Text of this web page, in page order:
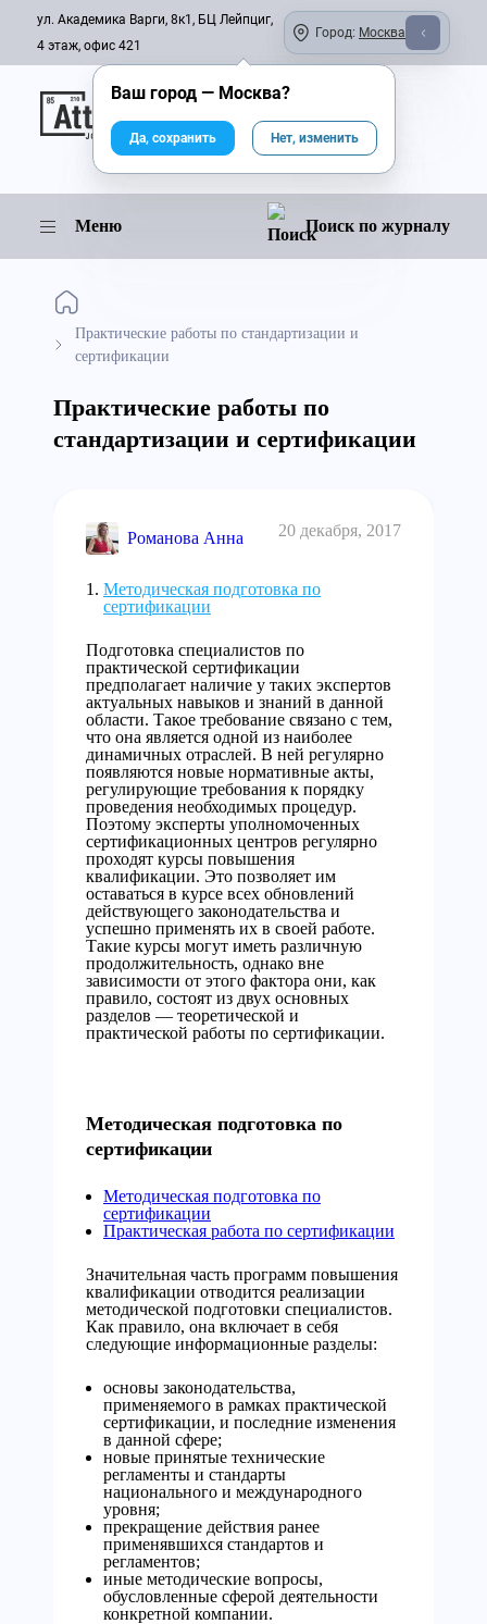
ул. Академика Варги, 8к1, БЦ Лейпциг,
4 этаж, офис 421
Город: Москва
Онлайн-журнал
Меню Поиск по журналу
Практические работы по стандартизации и
сертификации
Практические работы по
стандартизации и сертификации
Романова Анна 20 декабря, 2017
Методическая подготовка по
сертификации
Подготовка специалистов по
практической сертификации
предполагает наличие у таких экспертов
актуальных навыков и знаний в данной
области. Такое требование связано с тем,
что она является одной из наиболее
динамичных отраслей. В ней регулярно
появляются новые нормативные акты,
регулирующие требования к порядку
проведения необходимых процедур.
Поэтому эксперты уполномоченных
сертификационных центров регулярно
проходят курсы повышения
квалификации. Это позволяет им
оставаться в курсе всех обновлений
действующего законодательства и
успешно применять их в своей работе.
Такие курсы могут иметь различную
продолжительность, однако вне
зависимости от этого фактора они, как
правило, состоят из двух основных
разделов — теоретической и
практической работы по сертификации.
Методическая подготовка по
сертификации
Методическая подготовка по
сертификации
Практическая работа по сертификации
Значительная часть программ повышения
квалификации отводится реализации
методической подготовки специалистов.
Как правило, она включает в себя
следующие информационные разделы:
основы законодательства,
применяемого в рамках практической
сертификации, и последние изменения
в данной сфере;
новые принятые технические
регламенты и стандарты
национального и международного
уровня;
прекращение действия ранее
применявшихся стандартов и
регламентов;
иные методические вопросы,
обусловленные сферой деятельности
конкретной компании.
Ваш город — Москва?
Да, сохранить Нет, изменить